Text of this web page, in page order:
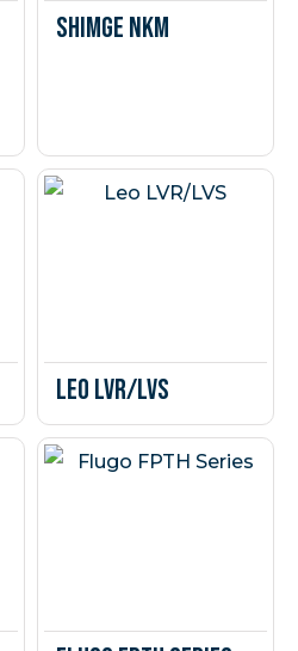
Shimge NKm
Leo LVR/LVS